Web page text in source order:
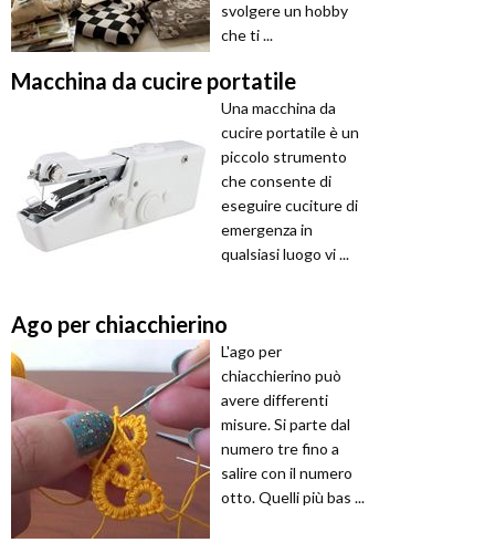
svolgere un hobby
che ti ...
Macchina da cucire portatile
Una macchina da
cucire portatile è un
piccolo strumento
che consente di
eseguire cuciture di
emergenza in
qualsiasi luogo vi ...
Ago per chiacchierino
L'ago per
chiacchierino può
avere differenti
misure. Si parte dal
numero tre fino a
salire con il numero
otto. Quelli più bas ...